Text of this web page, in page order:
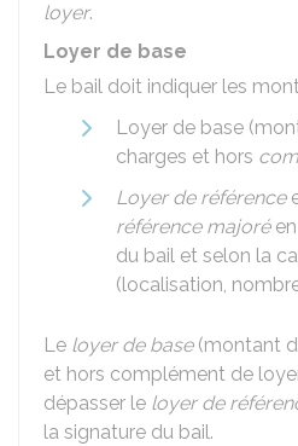
loyer.
Loyer de base
Le bail doit indiquer les
Loyer de base
charges et hors
Loyer de référence
référence majoréen
du bail et selon la
(localisation,
Le loyer de base(montant
et hors complément de
dépasser le loyer de
la signature du bail.